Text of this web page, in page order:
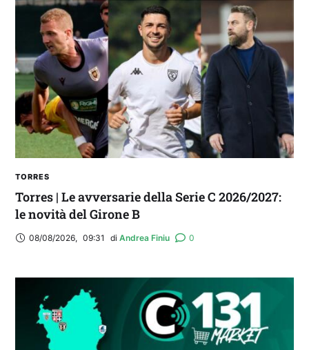
FANTA 131 LIVE | La nuova stagione al
fantacalcio: le novità di Fanta 131 e chi
acquistare
TORRES
Torres | Le avversarie della Serie C 2026/2027:
le novità del Girone B
08/08/2026, 09:31 di Andrea Finiu 0